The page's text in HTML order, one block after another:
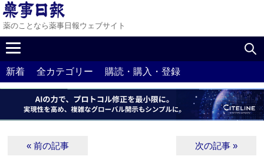
薬のことなら薬事日報ウェブサイト
新着 全カテゴリー 購読・購入・登録
« 前の記事 次の記事 »